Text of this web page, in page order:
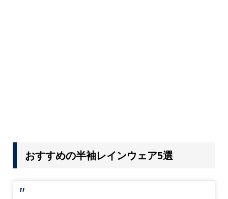
おすすめの半袖レインウェア5選